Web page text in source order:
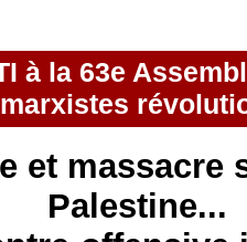
à la 63e
et massacre
Palestine...